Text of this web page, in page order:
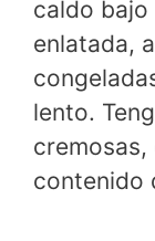
caldo bajo
enlatada,
lento.
contenido